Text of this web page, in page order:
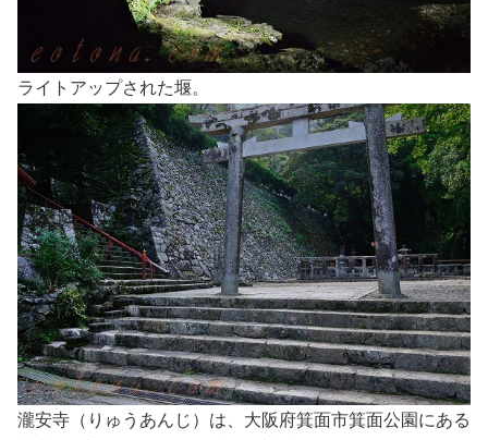
ライトアップされた堰。
瀧安寺（りゅうあんじ）は、大阪府箕面市箕面公園にある